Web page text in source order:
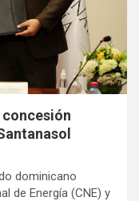
concesión
dominicano
de Energía (CNE) y